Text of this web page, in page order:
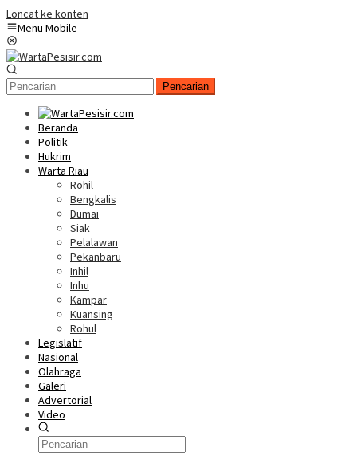
Loncat ke konten
Menu Mobile
Pencarian
Beranda
Politik
Hukrim
Warta Riau
Rohil
Bengkalis
Dumai
Siak
Pelalawan
Pekanbaru
Inhil
Inhu
Kampar
Kuansing
Rohul
Legislatif
Nasional
Olahraga
Galeri
Advertorial
Video